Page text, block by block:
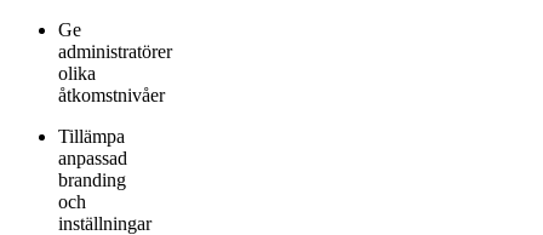
Ge
administratörer
olika
åtkomstnivåer
Tillämpa
anpassad
branding
och
inställningar